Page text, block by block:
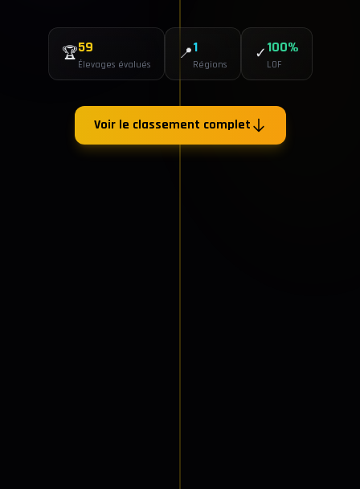
🏆59
Élevages évalués
📍1
Régions
✓100%
LOF
Voir le classement complet